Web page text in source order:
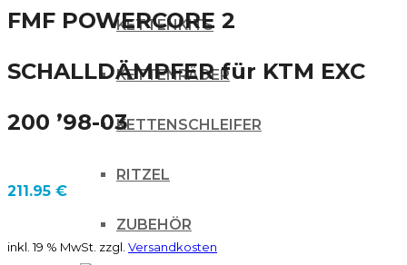
KETTENKITS
KETTENRÄDER
KETTENSCHLEIFER
RITZEL
ZUBEHÖR
FMF POWERCORE 2
SCHALLDÄMPFER für KTM EXC
200 ’98-03
211.95 €
inkl. 19 % MwSt. zzgl. Versandkosten